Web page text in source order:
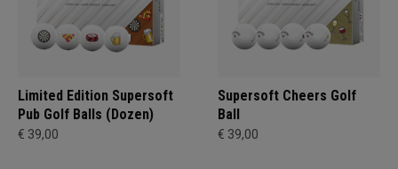
Limited Edition Supersoft
Pub Golf Balls (Dozen)
€ 39,00
Supersoft Cheers Golf
Ball
€ 39,00